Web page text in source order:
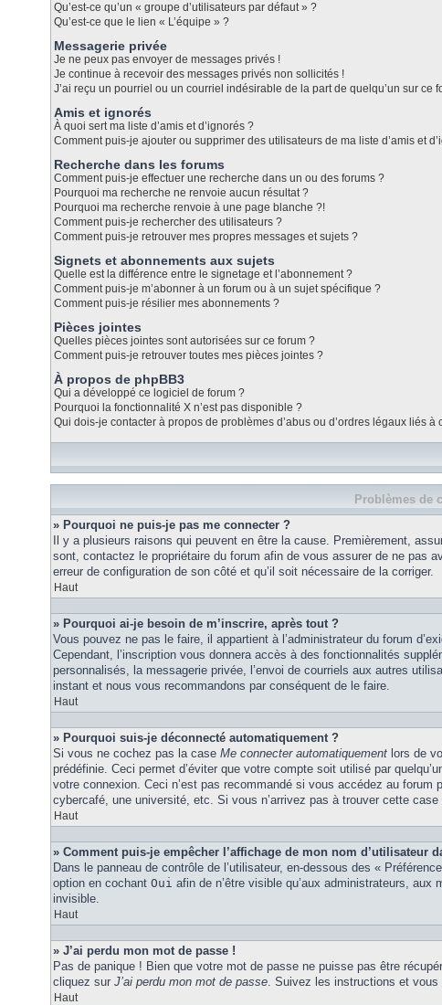
Qu’est-ce qu’un « groupe d’utilisateurs par défaut » ?
Qu’est-ce que le lien « L’équipe » ?
Messagerie privée
Je ne peux pas envoyer de messages privés !
Je continue à recevoir des messages privés non sollicités !
J’ai reçu un pourriel ou un courriel indésirable de la part de quelqu’un sur ce
Amis et ignorés
À quoi sert ma liste d’amis et d’ignorés ?
Comment puis-je ajouter ou supprimer des utilisateurs de ma liste d’amis et
Recherche dans les forums
Comment puis-je effectuer une recherche dans un ou des forums ?
Pourquoi ma recherche ne renvoie aucun résultat ?
Pourquoi ma recherche renvoie à une page blanche ?!
Comment puis-je rechercher des utilisateurs ?
Comment puis-je retrouver mes propres messages et sujets ?
Signets et abonnements aux sujets
Quelle est la différence entre le signetage et l’abonnement ?
Comment puis-je m’abonner à un forum ou à un sujet spécifique ?
Comment puis-je résilier mes abonnements ?
Pièces jointes
Quelles pièces jointes sont autorisées sur ce forum ?
Comment puis-je retrouver toutes mes pièces jointes ?
À propos de phpBB3
Qui a développé ce logiciel de forum ?
Pourquoi la fonctionnalité X n’est pas disponible ?
Qui dois-je contacter à propos de problèmes d’abus ou d’ordres légaux liés à
Problèmes de
» Pourquoi ne puis-je pas me connecter ?
Il y a plusieurs raisons qui peuvent en être la cause. Premièrement,
sont, contactez le propriétaire du forum afin de vous assurer de ne pas
erreur de configuration de son côté et qu’il soit nécessaire de la corriger.
Haut
» Pourquoi ai-je besoin de m’inscrire, après tout ?
Vous pouvez ne pas le faire, il appartient à l’administrateur du forum
Cependant, l’inscription vous donnera accès à des fonctionnalités
personnalisés, la messagerie privée, l’envoi de courriels aux autres
instant et nous vous recommandons par conséquent de le faire.
Haut
» Pourquoi suis-je déconnecté automatiquement ?
Si vous ne cochez pas la case Me connecter automatiquement lors de
prédéfinie. Ceci permet d’éviter que votre compte soit utilisé par
votre connexion. Ceci n’est pas recommandé si vous accédez au forum
cybercafé, une université, etc. Si vous n’arrivez pas à trouver cette
Haut
» Comment puis-je empêcher l’affichage de mon nom d’utilisateur
Dans le panneau de contrôle de l’utilisateur, en-dessous des «
option en cochant Oui afin de n’être visible qu’aux administrateurs,
invisible.
Haut
» J’ai perdu mon mot de passe !
Pas de panique ! Bien que votre mot de passe ne puisse pas être
cliquez sur J’ai perdu mon mot de passe. Suivez les instructions et vous
Haut